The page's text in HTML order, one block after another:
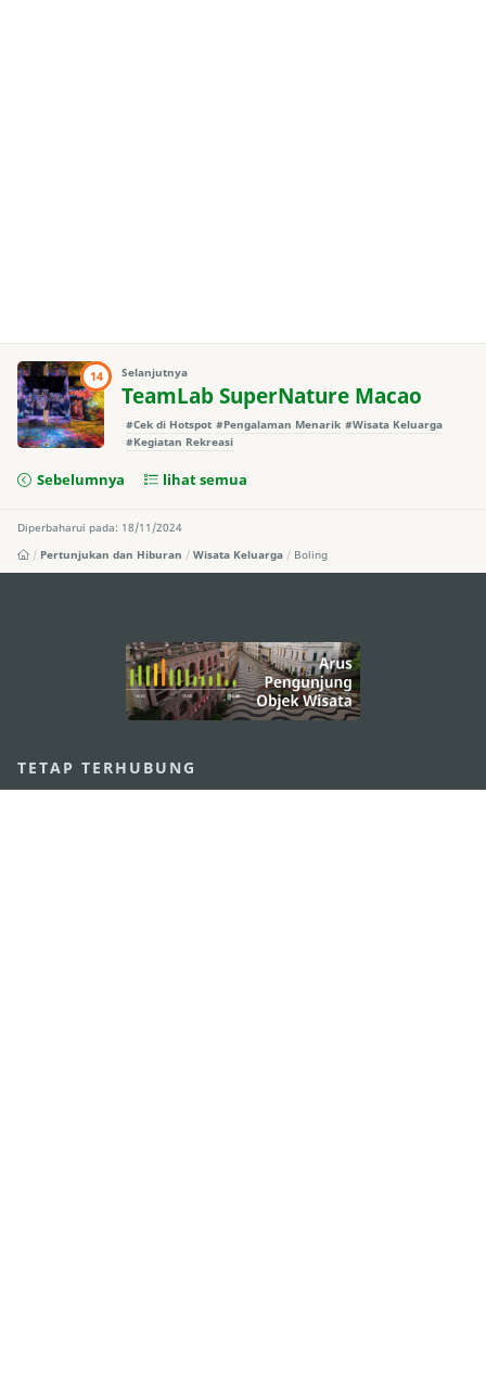
14 Selanjutnya
TeamLab SuperNature Macao
#Cek di Hotspot #Pengalaman Menarik #Wisata Keluarga
#Kegiatan Rekreasi
Sebelumnya lihat semua
Diperbaharui pada: 18/11/2024
Pertunjukan dan Hiburan
Wisata Keluarga Boling
external links
TETAP TERHUBUNG